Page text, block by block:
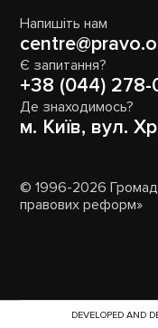
Напишіть нам
Є запитання?
+38 (044) 278-
Де знаходимось?
м. Київ, вул.
© 1996-2026
правових реформ»
DEVELOPED AND